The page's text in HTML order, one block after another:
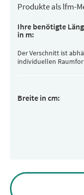
Produkte als lfm-
Ihre benötigte
in m:
Der Verschnitt ist
individuellen
Breite in cm:
Alternative: